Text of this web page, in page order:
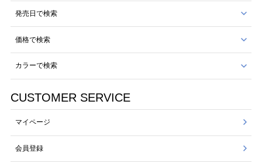
発売日で検索
価格で検索
カラーで検索
CUSTOMER SERVICE
マイページ
会員登録